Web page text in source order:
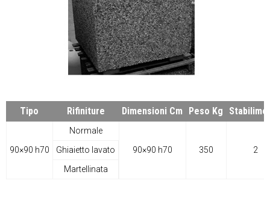
Tipo Rifiniture Dimensioni Cm Peso Kg
90×90 h70
Normale
90×90 h70
350 2
Ghiaietto lavato
Martellinata